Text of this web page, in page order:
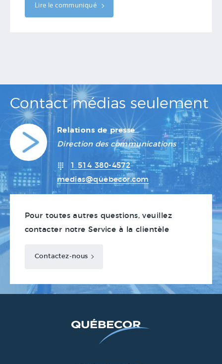
Lire le communiqué
Contact médias seulement
Relations de presse
Direction des communications
1 514 380-4572
medias@quebecor.com
Pour toutes autres questions, veuillez
contacter notre Service à la clientèle
Contactez-nous